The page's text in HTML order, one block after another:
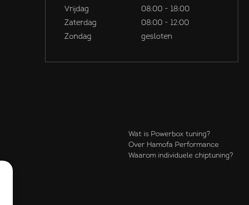
Vrijdag
08:00 - 18:00
Zaterdag
08:00 - 12:00
Zondag
gesloten
Wat is Powerbox tuning?
Over Hamofa Performance
Waarom individuele chiptuning?